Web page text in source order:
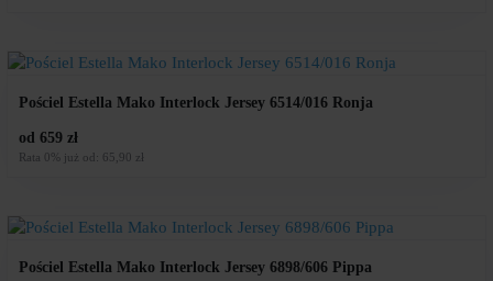
Pościel Estella Mako Interlock Jersey 6514/016 Ronja
od 659 zł
Rata 0% już od: 65,90 zł
Pościel Estella Mako Interlock Jersey 6898/606 Pippa